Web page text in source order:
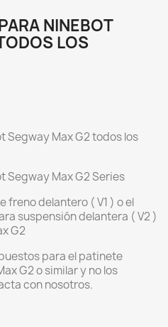
NINEBOT
LOS
Segway Max G2 todos los
Segway Max G2 Series
freno delantero ( V1 ) o el
suspensión delantera ( V2 )
G2
para el patinete
G2 o similar y no los
con nosotros.